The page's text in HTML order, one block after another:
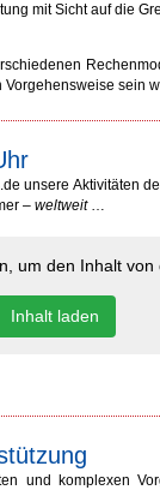
mit Sicht auf die
sein
unsere Aktivitäten
– weltweit…
um den Inhalt
Inhalt laden
und komplexen